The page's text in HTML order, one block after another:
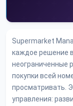
Supermarket
каждое решение
неограниченные
покупки всей
просматривать.
управления: